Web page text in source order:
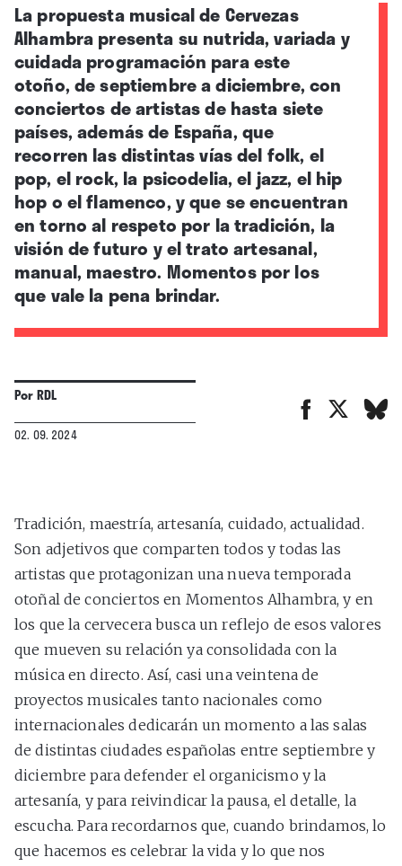
La propuesta musical de Cervezas
Alhambra presenta su nutrida, variada y
cuidada programación para este
otoño, de septiembre a diciembre, con
conciertos de artistas de hasta siete
países, además de España, que
recorren las distintas vías del folk, el
pop, el rock, la psicodelia, el jazz, el hip
hop o el flamenco, y que se encuentran
en torno al respeto por la tradición, la
visión de futuro y el trato artesanal,
manual, maestro. Momentos por los
que vale la pena brindar.
PorRDL
02. 09. 2024
Tradición, maestría, artesanía, cuidado, actualidad.
Son adjetivos que comparten todos y todas las
artistas que protagonizan una nueva temporada
otoñal de conciertos en Momentos Alhambra, y en
los que la cervecera busca un reflejo de esos valores
que mueven su relación ya consolidada con la
música en directo. Así, casi una veintena de
proyectos musicales tanto nacionales como
internacionales dedicarán un momento a las salas
de distintas ciudades españolas entre septiembre y
diciembre para defender el organicismo y la
artesanía, y para reivindicar la pausa, el detalle, la
escucha. Para recordarnos que, cuando brindamos, lo
que hacemos es celebrar la vida y lo que nos